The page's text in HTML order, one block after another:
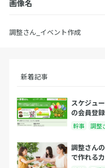
画像名
調整さん_イベント作成
新着記事
スケジュ
の会員登
幹事 調整
調整さん
で作れる